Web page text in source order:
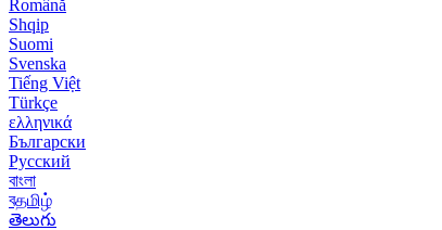
Română
Shqip
Suomi
Svenska
Tiếng Việt
Türkçe
ελληνικά
Български
Русский
বাংলা
বதமிழ்
తెలుగు